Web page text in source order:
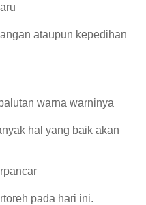
ataupun kepedihan
warna warninya
hal yang baik akan
pada hari ini.